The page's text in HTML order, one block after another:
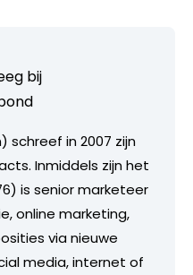
bij
schreef in 2007 zijn
Inmiddels zijn het
is senior marketeer
online marketing,
via nieuwe
media, internet of